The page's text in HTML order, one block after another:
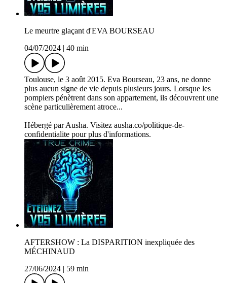
Le meurtre glaçant d'EVA BOURSEAU
04/07/2024
40 min
Toulouse, le 3 août 2015. Eva Bourseau, 23 ans, ne donne
plus aucun signe de vie depuis plusieurs jours. Lorsque les
pompiers pénètrent dans son appartement, ils découvrent une
scène particulièrement atroce...
Hébergé par Ausha. Visitez ausha.co/politique-de-
confidentialite pour plus d'informations.
AFTERSHOW : La DISPARITION inexpliquée des
MÉCHINAUD
27/06/2024
59 min